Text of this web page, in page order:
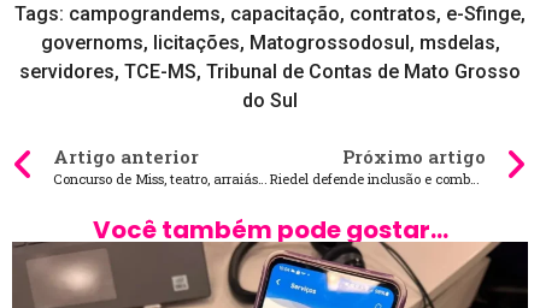
Tags: campograndems, capacitação, contratos, e-Sfinge,
governoms, licitações, Matogrossodosul, msdelas,
servidores, TCE-MS, Tribunal de Contas de Mato Grosso
do Sul
Artigo anterior
Concurso de Miss, teatro, arraiás, feiras e shows no agendão em MS
Próximo artigo
Riedel defende inclusão e combate a extrema pobreza em encontro com defensores públicos
Você também pode gostar...